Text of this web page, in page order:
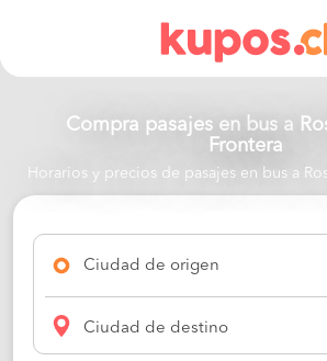
Compra pasajes en bus a
Frontera
Horarios y precios de pasajes en bus a
Ciudad de origen
Ciudad de destino